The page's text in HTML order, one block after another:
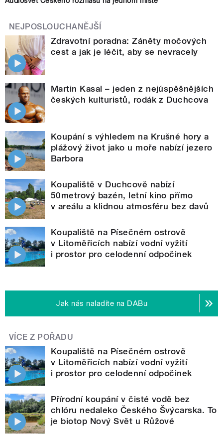
NEJPOSLOUCHANĚJŠÍ
Zdravotní poradna: Záněty močových
cest a jak je léčit, aby se nevracely
Martin Kasal – jeden z nejúspěšnějších
českých kulturistů, rodák z Duchcova
Koupání s výhledem na Krušné hory a
plážový život jako u moře nabízí jezero
Barbora
Koupaliště v Duchcově nabízí
50metrový bazén, letní kino přímo
v areálu a klidnou atmosféru bez davů
Koupaliště na Písečném ostrově
v Litoměřicích nabízí vodní vyžití
i prostor pro celodenní odpočinek
Jak nás naladíte na DABu
VÍCE Z POŘADU
Koupaliště na Písečném ostrově
v Litoměřicích nabízí vodní vyžití
i prostor pro celodenní odpočinek
Přírodní koupání v čisté vodě bez
chlóru nedaleko Českého Švýcarska. To
je biotop Nový Svět u Růžové